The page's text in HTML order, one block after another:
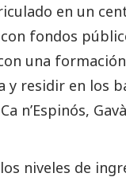
en un
fondos
una
y residir en los
n’Espinós,
niveles de